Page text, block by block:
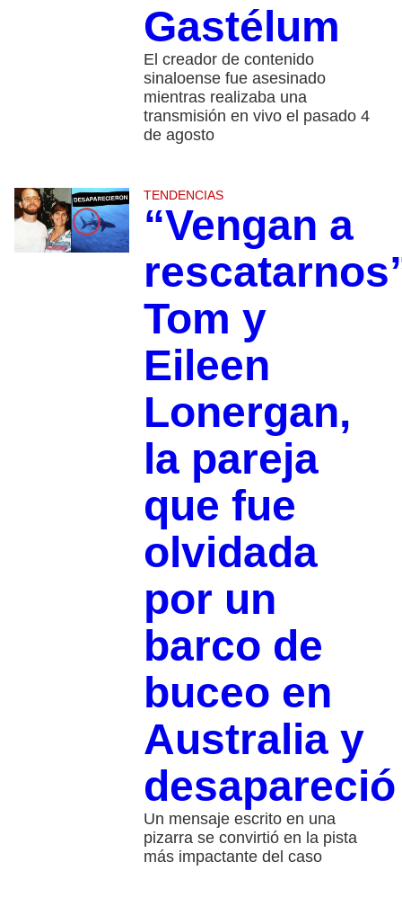
Gastélum
El creador de contenido
sinaloense fue asesinado
mientras realizaba una
transmisión en vivo el pasado 4
de agosto
TENDENCIAS
“Vengan a
Tom y
Eileen
Lonergan,
la pareja
que fue
olvidada
por un
barco de
buceo en
Australia y
desapareció
Un mensaje escrito en una
pizarra se convirtió en la pista
más impactante del caso